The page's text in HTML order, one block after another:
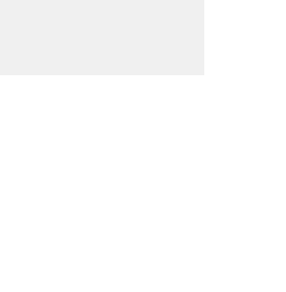
代的 23 位弟兄姊妹，同心參與
第五年為利頓原住民社區的家